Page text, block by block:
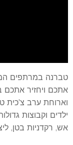
טברנה במרתפים
אתכם ויחזיר אתכם
וארוחת ערב צ'כית
ילדים וקבוצות
אש, רקדניות בטן,